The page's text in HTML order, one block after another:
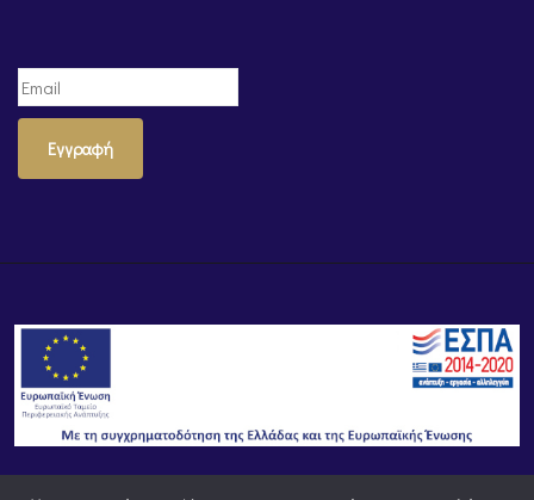
Εγγραφή